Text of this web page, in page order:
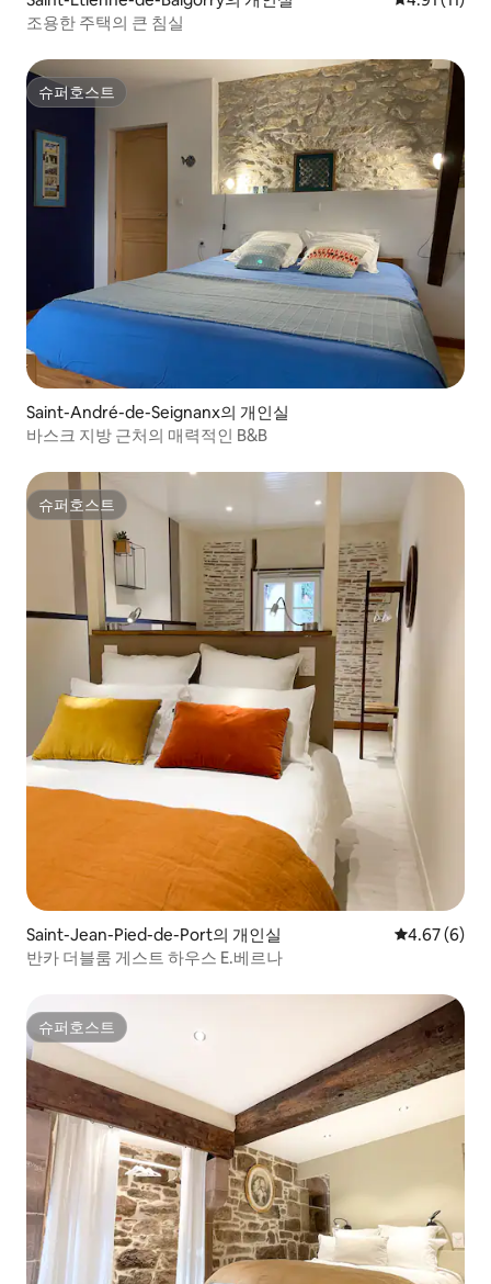
조용한 주택의 큰 침실
슈퍼호스트
슈퍼호스트
Saint-André-de-Seignanx의 개인실
바스크 지방 근처의 매력적인 B&B
슈퍼호스트
슈퍼호스트
Saint-Jean-Pied-de-Port의 개인실 평점 4.67점
4.67 (6)
반카 더블룸 게스트 하우스 E.베르나
슈퍼호스트
슈퍼호스트